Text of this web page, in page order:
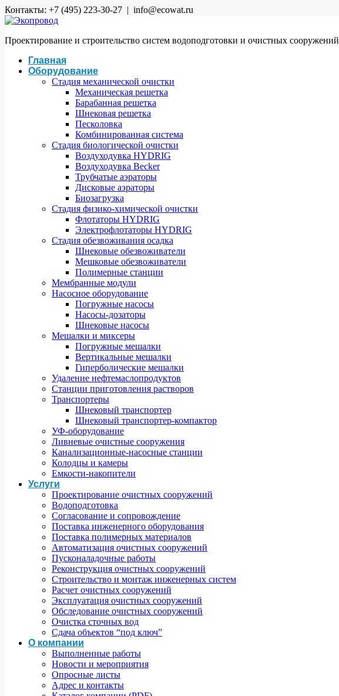
Контакты: +7 (495) 223-30-27 | info@ecowat.ru
Проектирование и строительство систем водоподготовки и очистных сооружений
Главная
Оборудование
Стадия механической очистки
Механическая решетка
Барабанная решетка
Шнековая решетка
Песколовка
Комбинированная система
Стадия биологической очистки
Воздуходувка HYDRIG
Воздуходувка Becker
Трубчатые аэраторы
Дисковые аэраторы
Биозагрузка
Стадия физико-химической очистки
Флотаторы HYDRIG
Электрофлотаторы HYDRIG
Стадия обезвоживания осадка
Шнековые обезвоживатели
Мешковые обезвоживатели
Полимерные станции
Мембранные модули
Насосное оборудование
Погружные насосы
Насосы-дозаторы
Шнековые насосы
Мешалки и миксеры
Погружные мешалки
Вертикальные мешалки
Гиперболические мешалки
Удаление нефтемаслопродуктов
Станции приготовления растворов
Транспортеры
Шнековый транспортер
Шнековый транспортер-компактор
УФ-оборудование
Ливневые очистные сооружения
Канализационные-насосные станции
Колодцы и камеры
Емкости-накопители
Услуги
Проектирование очистных сооружений
Водоподготовка
Согласование и сопровождение
Поставка инженерного оборудования
Поставка полимерных материалов
Автоматизация очистных сооружений
Пусконаладочные работы
Реконструкция очистных сооружений
Строительство и монтаж инженерных систем
Расчет очистных сооружений
Эксплуатация очистных сооружений
Обследование очистных сооружений
Очистка сточных вод
Сдача объектов “под ключ”
О компании
Выполненные работы
Новости и мероприятия
Опросные листы
Адрес и контакты